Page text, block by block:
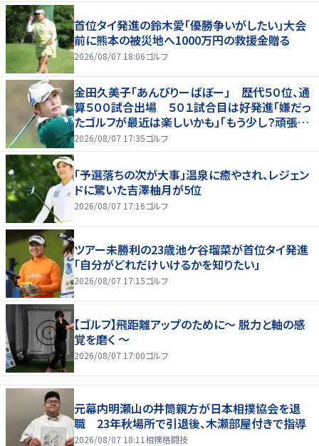
首位タイ発進の鈴木愛「優勝争いがしたい」大会
前に熊本の被災地へ1000万円の救援金贈る
2026/08/07 18:06ゴルフ
金田久美子「あんびりーばぼー」 歴代５０位、通
算５００試合出場 ５０１試合目は好発進「嫌だっ
たゴルフが最近は楽しいかも」「もう少し？頑張り
たいな」
2026/08/07 17:35ゴルフ
「予選落ちの次が大事」温泉に癒やされ、レジェン
ドに驚いた吉澤柚月が5位
2026/08/07 17:16ゴルフ
ツアー未勝利の23歳池ケ谷瑠菜が首位タイ発進
「自分がどれだけいけるかを知りたい」
2026/08/07 17:15ゴルフ
【ゴルフ】飛距離アップのために～ 脱力と軸の感
覚を磨く ～
2026/08/07 17:00ゴルフ
元幕内明瀬山の井筒親方が日本相撲協会を退
職 23年秋場所で引退後、木瀬部屋付きで指導
2026/08/07 18:11 相撲格闘技